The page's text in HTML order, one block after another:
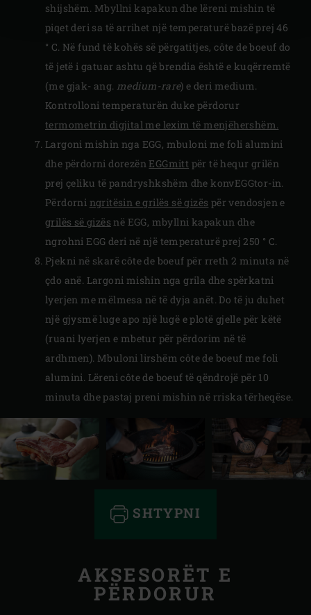
shijshëm. Mbyllni kapakun dhe lëreni mishin të
piqet deri sa të arrihet një temperaturë bazë prej 46
° C. Në fund të kohës së përgatitjes, côte de boeuf do
të jetë i gatuar ashtu që brendia është e kuqërremtë
(me gjak- ang. medium-rare) e deri medium.
Kontrolloni temperaturën duke përdorur
termometrin digjital me lexim të menjëhershëm.
Largoni mishin nga EGG, mbuloni me foli alumini
dhe përdorni dorezënEGGmitt për të hequr grilën
prej çeliku të pandryshkshëm dhe konvEGGtor-in.
Përdorni ngritësin e grilës së gizës për vendosjen e
grilës së gizës në EGG, mbyllni kapakun dhe
ngrohni EGG deri në një temperaturë prej 250 ° C.
Pjekni në skarë côte de boeuf për rreth 2 minuta në
çdo anë. Largoni mishin nga grila dhe spërkatni
lyerjen me mëlmesa në të dyja anët. Do të ju duhet
një gjysmë luge apo një lugë e plotë gjelle për këtë
(ruani lyerjen e mbetur për përdorim në të
ardhmen). Mbuloni lirshëm côte de boeuf me foli
alumini. Lëreni côte de boeuf të qëndrojë për 10
minuta dhe pastaj preni mishin në rriska tërheqëse.
SHTYPNI
AKSESORËT E
PËRDORUR